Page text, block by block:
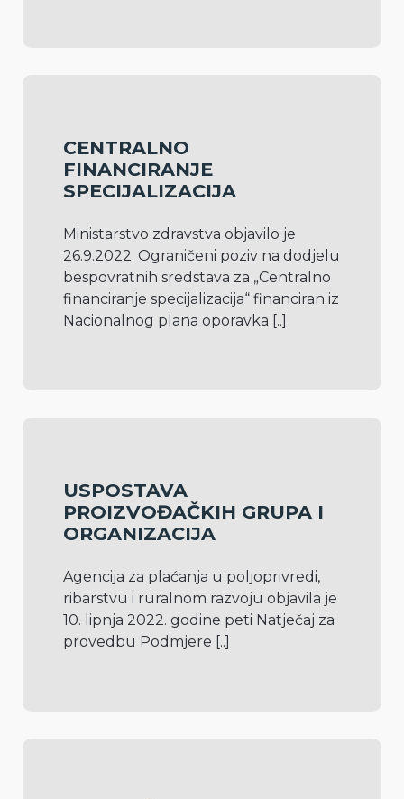
CENTRALNO
FINANCIRANJE
SPECIJALIZACIJA
Ministarstvo zdravstva objavilo je
26.9.2022. Ograničeni poziv na dodjelu
bespovratnih sredstava za „Centralno
financiranje specijalizacija“ financiran iz
Nacionalnog plana oporavka [..]
USPOSTAVA
PROIZVOĐAČKIH GRUPA I
ORGANIZACIJA
Agencija za plaćanja u poljoprivredi,
ribarstvu i ruralnom razvoju objavila je
10. lipnja 2022. godine peti Natječaj za
provedbu Podmjere [..]